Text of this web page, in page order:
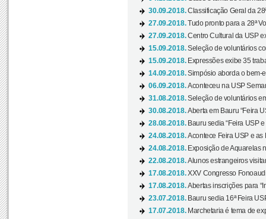
30.09.2018.Classificação Geral da
27.09.2018.Tudo pronto para a 28ª
27.09.2018.Centro Cultural da USP
15.09.2018.Seleção de voluntários
15.09.2018. Expressões exibe 35
14.09.2018.Simpósio aborda o bem-
06.09.2018.Aconteceu na USP
31.08.2018.Seleção de voluntários
30.08.2018.Aberta em Bauru “Feira
28.08.2018. Bauru sedia “Feira USP
24.08.2018.Acontece Feira USP e as
24.08.2018. Exposição de Aquarelas
22.08.2018.Alunos estrangeiros
17.08.2018.XXV Congresso
17.08.2018.Abertas inscrições para
23.07.2018. Bauru sedia 16ª Feira
17.07.2018. Marchetaria é tema de